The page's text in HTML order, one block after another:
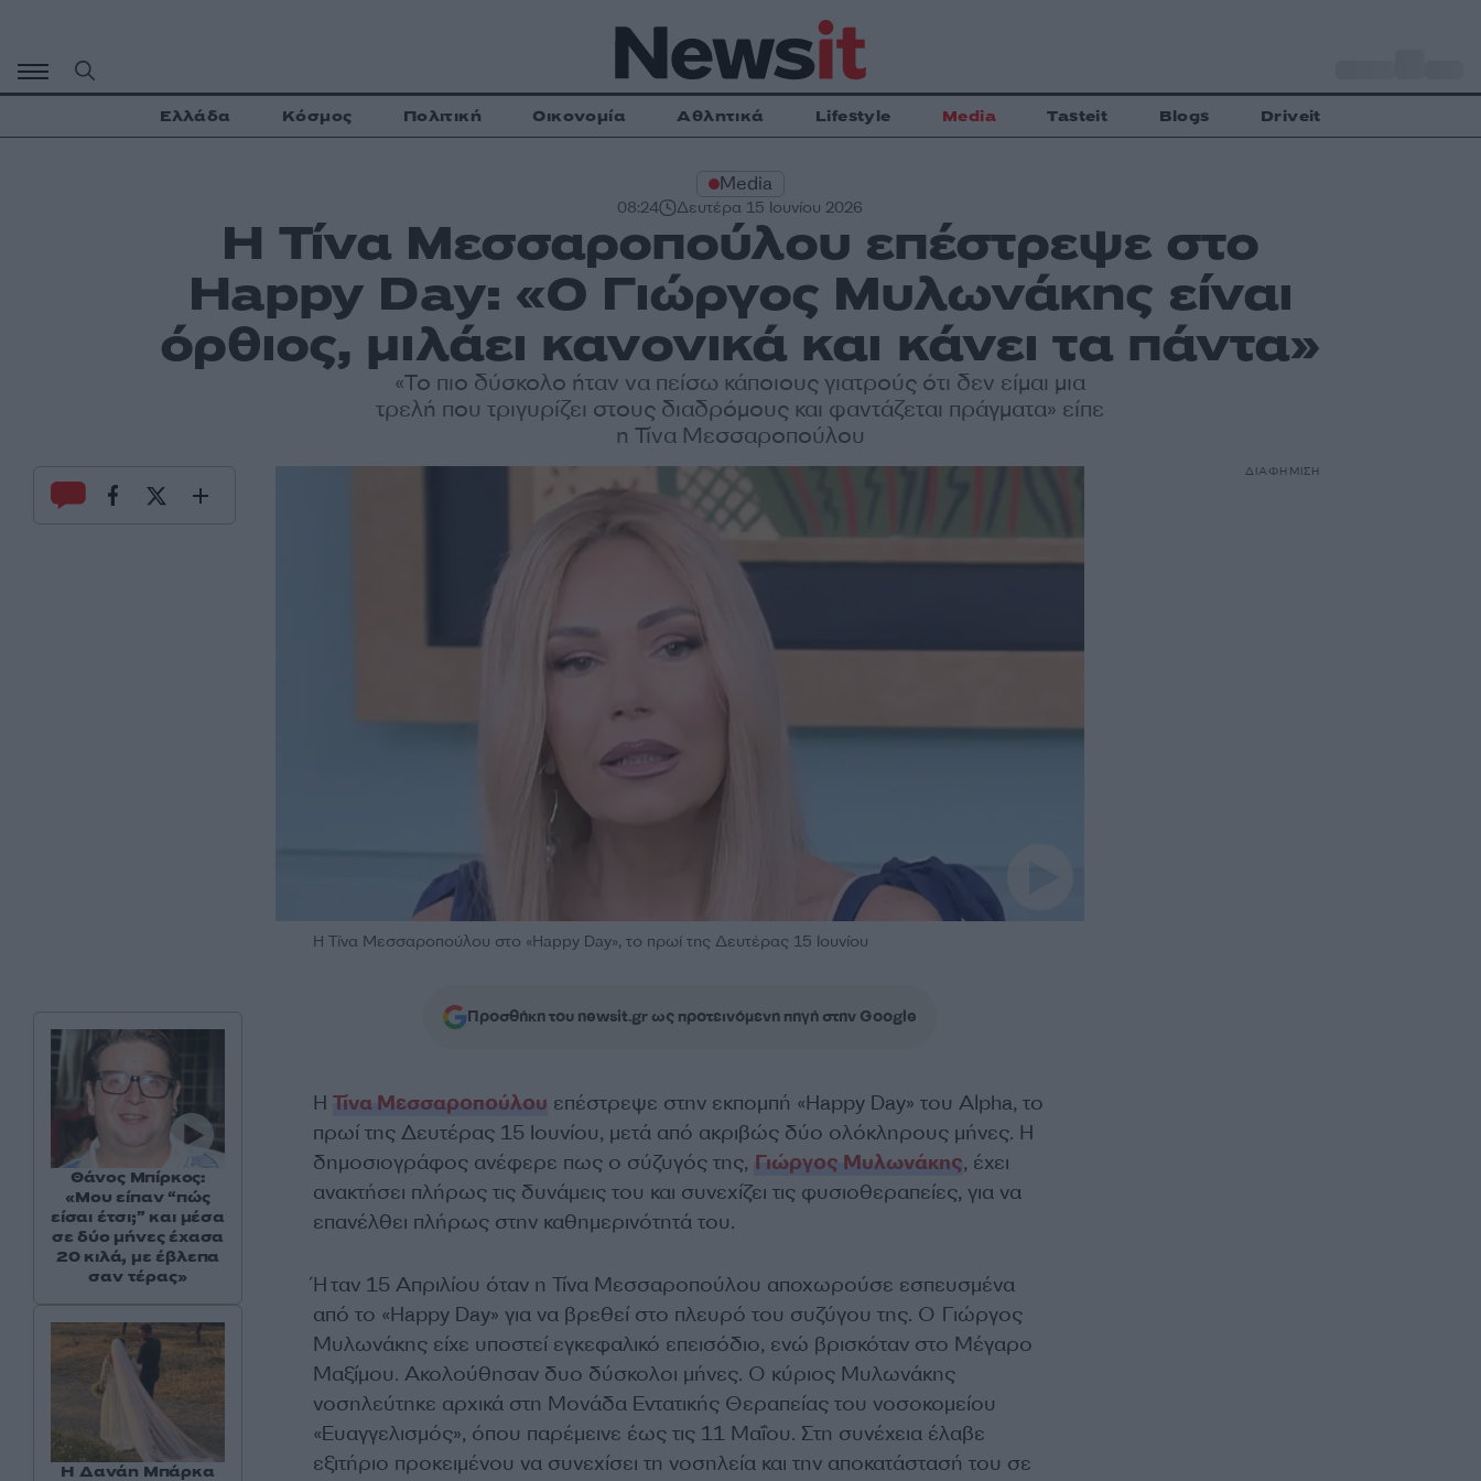
περιεχόμενο
Ελλάδα Κόσμος Πολιτική Οικονομία Αθλητικά Lifestyle Media Tasteit Blogs Driveit
Media
08:24 Δευτέρα 15 Ιουνίου 2026
Η Τίνα Μεσσαροπούλου επέστρεψε στο
Happy Day: «Ο Γιώργος Μυλωνάκης είναι
όρθιος, μιλάει κανονικά και κάνει τα πάντα»
«Το πιο δύσκολο ήταν να πείσω κάποιους γιατρούς ότι δεν είμαι μια
τρελή που τριγυρίζει στους διαδρόμους και φαντάζεται πράγματα» είπε
η Τίνα Μεσσαροπούλου
Η Τίνα Μεσσαροπούλου στο «Happy Day», το πρωί της Δευτέρας 15 Ιουνίου
Προσθήκη του newsit.gr ως προτεινόμενη πηγή στην Google
Η Τίνα Μεσσαροπούλου επέστρεψε στην εκπομπή «Happy Day» του Alpha, το
πρωί της Δευτέρας 15 Ιουνίου, μετά από ακριβώς δύο ολόκληρους μήνες. Η
δημοσιογράφος ανέφερε πως ο σύζυγός της, Γιώργος Μυλωνάκης, έχει
ανακτήσει πλήρως τις δυνάμεις του και συνεχίζει τις φυσιοθεραπείες, για να
επανέλθει πλήρως στην καθημερινότητά του.
Ήταν 15 Απριλίου όταν η Τίνα Μεσσαροπούλου αποχωρούσε εσπευσμένα
από το «Happy Day» για να βρεθεί στο πλευρό του συζύγου της. Ο Γιώργος
Μυλωνάκης είχε υποστεί εγκεφαλικό επεισόδιο, ενώ βρισκόταν στο Μέγαρο
Μαξίμου. Ακολούθησαν δυο δύσκολοι μήνες. Ο κύριος Μυλωνάκης
νοσηλεύτηκε αρχικά στη Μονάδα Εντατικής Θεραπείας του νοσοκομείου
«Ευαγγελισμός», όπου παρέμεινε έως τις 11 Μαΐου. Στη συνέχεια έλαβε
εξιτήριο προκειμένου να συνεχίσει τη νοσηλεία και την αποκατάστασή του σε
Θάνος Μπίρκος:
«Μου είπαν “πώς
είσαι έτσι;” και μέσα
σε δύο μήνες έχασα
20 κιλά, με έβλεπα
σαν τέρας»
Η Δανάη Μπάρκα
ΔΙΑΦΗΜΙΣΗ